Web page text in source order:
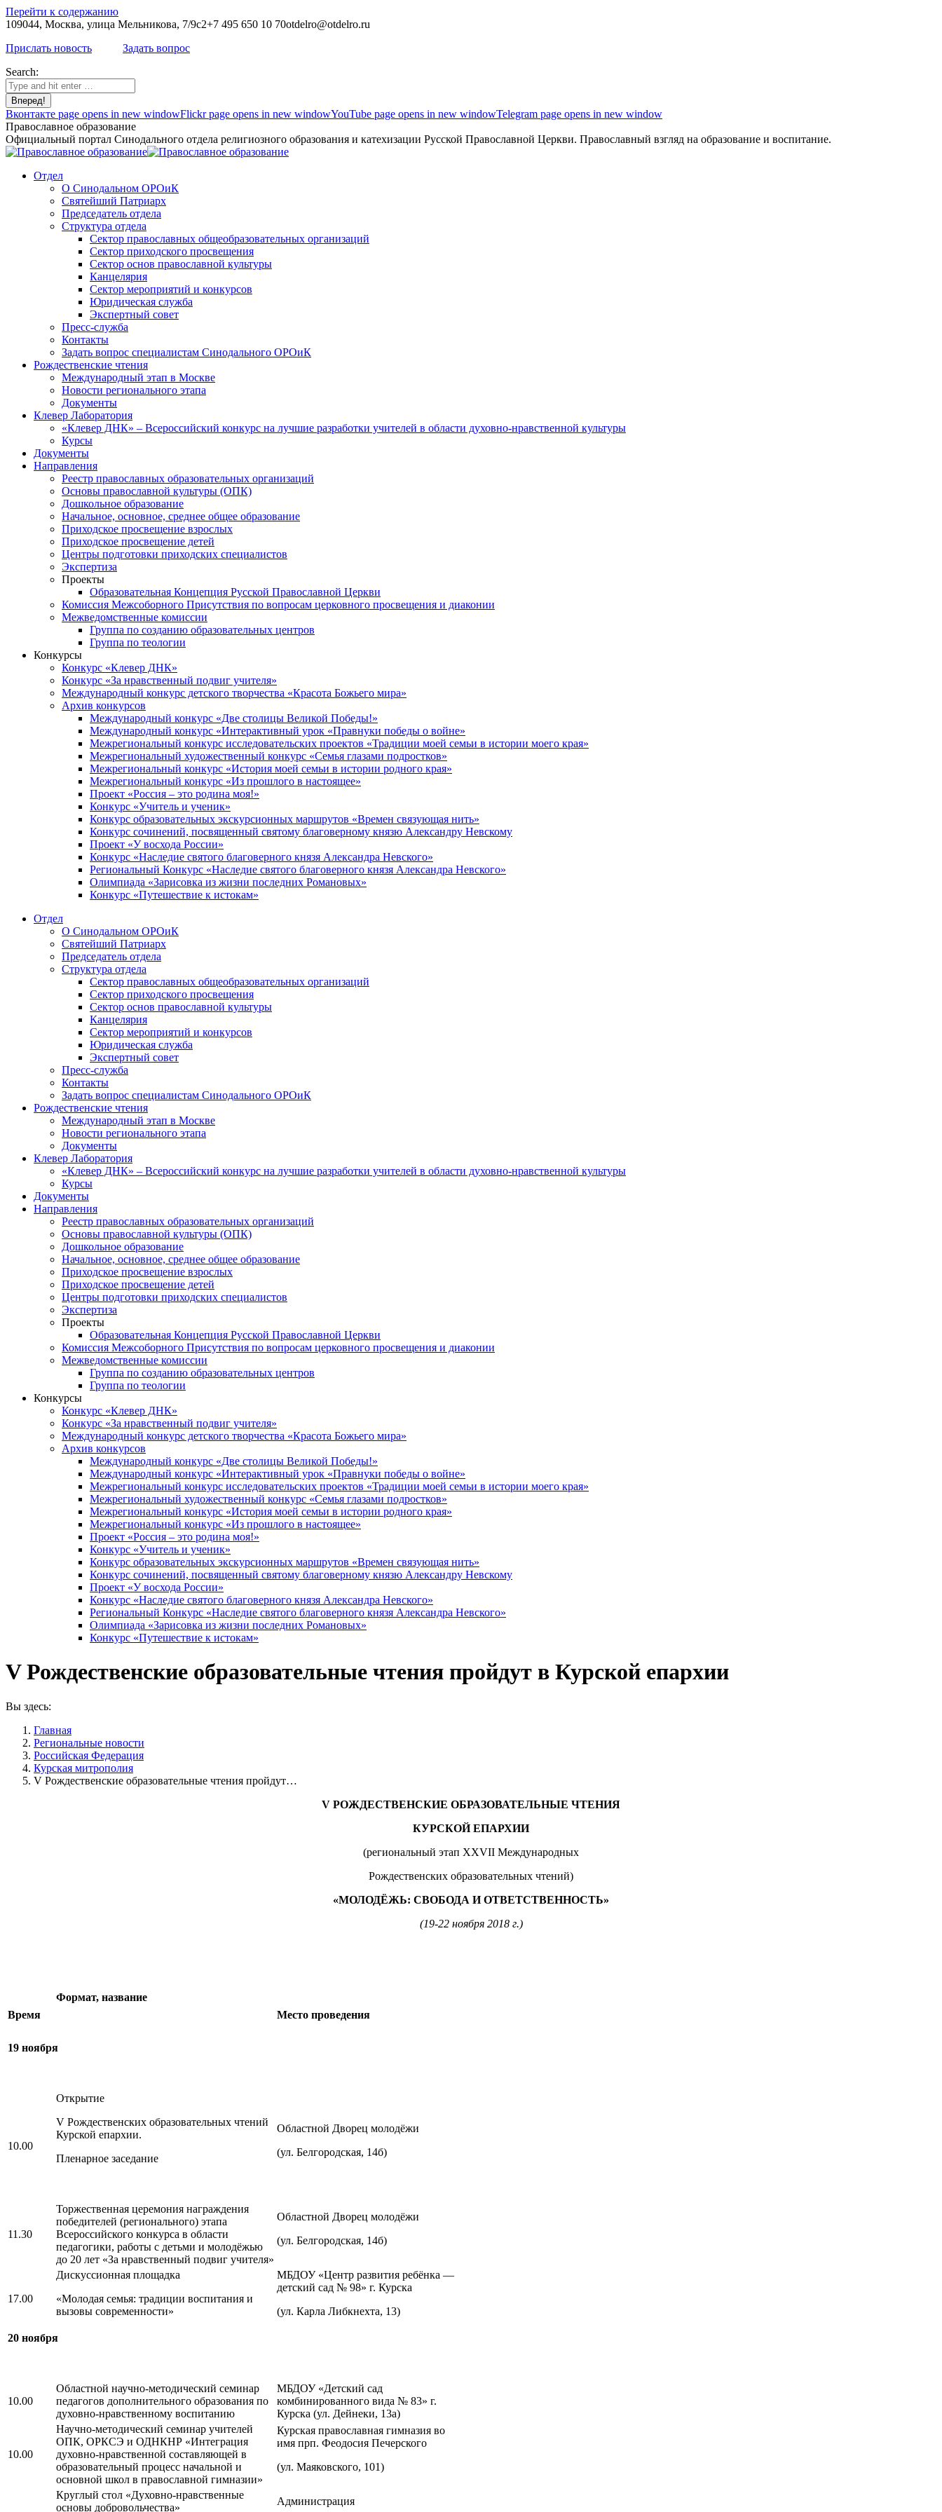
Перейти к содержанию
109044, Москва, улица Мельникова, 7/9с2+7 495 650 10 70otdelro@otdelro.ru
Прислать новость
Задать вопрос
Search:
Вконтакте page opens in new windowFlickr page opens in new windowYouTube page opens in new windowTelegram page opens in new window
Православное образование
Официальный портал Синодального отдела религиозного образования и катехизации Русской Православной Церкви. Православный взгляд на образование и воспитание.
Отдел
О Синодальном ОРОиК
Святейший Патриарх
Председатель отдела
Структура отдела
Сектор православных общеобразовательных организаций
Сектор приходского просвещения
Сектор основ православной культуры
Канцелярия
Сектор мероприятий и конкурсов
Юридическая служба
Экспертный совет
Пресс-служба
Контакты
Задать вопрос специалистам Синодального ОРОиК
Рождественские чтения
Международный этап в Москве
Новости регионального этапа
Документы
Клевер Лаборатория
«Клевер ДНК» – Всероссийский конкурс на лучшие разработки учителей в области духовно-нравственной культуры
Курсы
Документы
Направления
Реестр православных образовательных организаций
Основы православной культуры (ОПК)
Дошкольное образование
Начальное, основное, среднее общее образование
Приходское просвещение взрослых
Приходское просвещение детей
Центры подготовки приходских специалистов
Экспертиза
Проекты
Образовательная Концепция Русской Православной Церкви
Комиссия Межсоборного Присутствия по вопросам церковного просвещения и диаконии
Межведомственные комиссии
Группа по созданию образовательных центров
Группа по теологии
Конкурсы
Конкурс «Клевер ДНК»
Конкурс «За нравственный подвиг учителя»
Международный конкурс детского творчества «Красота Божьего мира»
Архив конкурсов
Международный конкурс «Две столицы Великой Победы!»
Международный конкурс «Интерактивный урок «Правнуки победы о войне»
Межрегиональный конкурс исследовательских проектов «Традиции моей семьи в истории моего края»
Межрегиональный художественный конкурс «Семья глазами подростков»
Межрегиональный конкурс «История моей семьи в истории родного края»
Межрегиональный конкурс «Из прошлого в настоящее»
Проект «Россия – это родина моя!»
Конкурс «Учитель и ученик»
Конкурс образовательных экскурсионных маршрутов «Времен связующая нить»
Конкурс сочинений, посвященный святому благоверному князю Александру Невскому
Проект «У восхода России»
Конкурс «Наследие святого благоверного князя Александра Невского»
Региональный Конкурс «Наследие святого благоверного князя Александра Невского»
Олимпиада «Зарисовка из жизни последних Романовых»
Конкурс «Путешествие к истокам»
Отдел
О Синодальном ОРОиК
Святейший Патриарх
Председатель отдела
Структура отдела
Сектор православных общеобразовательных организаций
Сектор приходского просвещения
Сектор основ православной культуры
Канцелярия
Сектор мероприятий и конкурсов
Юридическая служба
Экспертный совет
Пресс-служба
Контакты
Задать вопрос специалистам Синодального ОРОиК
Рождественские чтения
Международный этап в Москве
Новости регионального этапа
Документы
Клевер Лаборатория
«Клевер ДНК» – Всероссийский конкурс на лучшие разработки учителей в области духовно-нравственной культуры
Курсы
Документы
Направления
Реестр православных образовательных организаций
Основы православной культуры (ОПК)
Дошкольное образование
Начальное, основное, среднее общее образование
Приходское просвещение взрослых
Приходское просвещение детей
Центры подготовки приходских специалистов
Экспертиза
Проекты
Образовательная Концепция Русской Православной Церкви
Комиссия Межсоборного Присутствия по вопросам церковного просвещения и диаконии
Межведомственные комиссии
Группа по созданию образовательных центров
Группа по теологии
Конкурсы
Конкурс «Клевер ДНК»
Конкурс «За нравственный подвиг учителя»
Международный конкурс детского творчества «Красота Божьего мира»
Архив конкурсов
Международный конкурс «Две столицы Великой Победы!»
Международный конкурс «Интерактивный урок «Правнуки победы о войне»
Межрегиональный конкурс исследовательских проектов «Традиции моей семьи в истории моего края»
Межрегиональный художественный конкурс «Семья глазами подростков»
Межрегиональный конкурс «История моей семьи в истории родного края»
Межрегиональный конкурс «Из прошлого в настоящее»
Проект «Россия – это родина моя!»
Конкурс «Учитель и ученик»
Конкурс образовательных экскурсионных маршрутов «Времен связующая нить»
Конкурс сочинений, посвященный святому благоверному князю Александру Невскому
Проект «У восхода России»
Конкурс «Наследие святого благоверного князя Александра Невского»
Региональный Конкурс «Наследие святого благоверного князя Александра Невского»
Олимпиада «Зарисовка из жизни последних Романовых»
Конкурс «Путешествие к истокам»
V Рождественские образовательные чтения пройдут в Курской епархии
Вы здесь:
Главная
Pегиональные новости
Российская Федерация
Курская митрополия
V Рождественские образовательные чтения пройдут…
V РОЖДЕСТВЕНСКИЕ ОБРАЗОВАТЕЛЬНЫЕ ЧТЕНИЯ
КУРСКОЙ ЕПАРХИИ
(региональный этап XXVII Международных
Рождественских образовательных чтений)
«МОЛОДЁЖЬ: СВОБОДА И ОТВЕТСТВЕННОСТЬ»
(19-22 ноября 2018 г.)
Время
Формат, название
Место проведения
19 ноября
10.00
Открытие
V Рождественских образовательных чтений
Курской епархии.
Пленарное заседание
Областной Дворец молодёжи
(ул. Белгородская, 14б)
11.30
Торжественная церемония награждения
победителей (регионального) этапа
Всероссийского конкурса в области
педагогики, работы с детьми и молодёжью
до 20 лет «За нравственный подвиг учителя»
Областной Дворец молодёжи
(ул. Белгородская, 14б)
17.00
Дискуссионная площадка
«Молодая семья: традиции воспитания и
вызовы современности»
МБДОУ «Центр развития ребёнка —
детский сад № 98» г. Курска
(ул. Карла Либкнехта, 13)
20 ноября
10.00
Областной научно-методический семинар
педагогов дополнительного образования по
духовно-нравственному воспитанию
МБДОУ «Детский сад
комбинированного вида № 83» г.
Курска (ул. Дейнеки, 13а)
10.00
Научно-методический семинар учителей
ОПК, ОРКСЭ и ОДНКНР «Интеграция
духовно-нравственной составляющей в
образовательный процесс начальной и
основной школ в православной гимназии»
Курская православная гимназия во
имя прп. Феодосия Печерского
(ул. Маяковского, 101)
Круглый стол «Духовно-нравственные
основы добровольчества»
Администрация